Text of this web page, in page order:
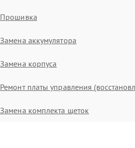
Прошивка
Замена аккумулятора
Замена корпуса
Ремонт платы управления
Замена комплекта щеток